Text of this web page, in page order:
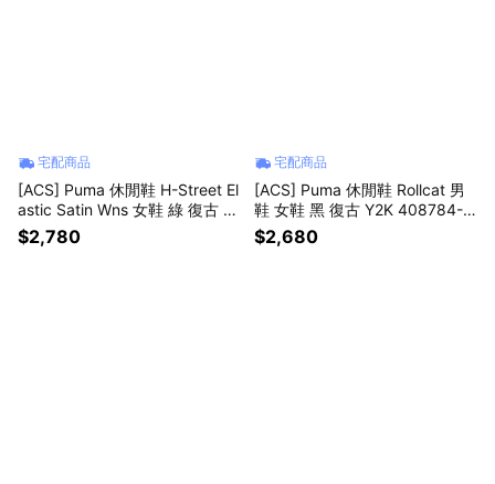
宅配商品
[ACS] Puma 休閒鞋 H-Street El
astic Satin Wns 女鞋 綠 復古 41
0645-01
$2,780
宅配商品
[ACS] Puma 休閒鞋 Rollcat 男
鞋 女鞋 黑 復古 Y2K 408784-0
3
$2,680